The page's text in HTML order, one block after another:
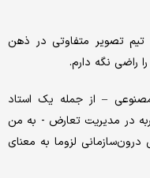
تیم تصویر متفاوتی در ذهن
راضی نگه دارم.
– از جمله یک استاد
در مدیریت تعارض - به من
لزوما به معنای